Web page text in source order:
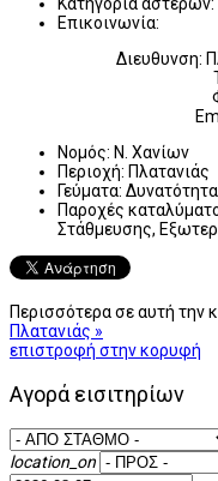
Επικοινωνία:
Διευθυνση:
Νομός: Ν. Χανίων
Περιοχή: Πλατανιάς
Γεύματα:
Παροχές
Στάθμευσης,
Περισσότερα σε αυτή την
Πλατανιάς »
επιστροφή στην κορυφή
Αγορά εισιτηρίων
location_on